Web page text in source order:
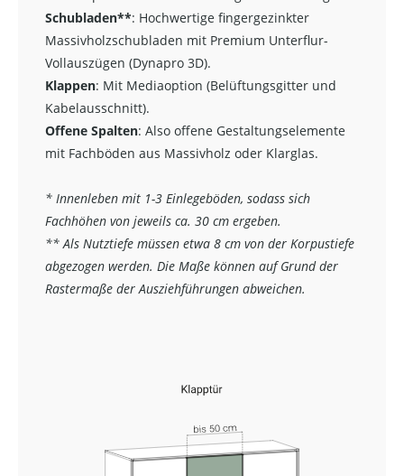
Schubladen**: Hochwertige fingergezinkter
Massivholzschubladen mit Premium Unterflur-
Vollauszügen (Dynapro 3D).
Klappen: Mit Mediaoption (Belüftungsgitter und
Kabelausschnitt).
Offene Spalten: Also offene Gestaltungselemente
mit Fachböden aus Massivholz oder Klarglas.
* Innenleben mit 1-3 Einlegeböden, sodass sich
Fachhöhen von jeweils ca. 30 cm ergeben.
** Als Nutztiefe müssen etwa 8 cm von der Korpustiefe
abgezogen werden. Die Maße können auf Grund der
Rastermaße der Ausziehführungen abweichen.